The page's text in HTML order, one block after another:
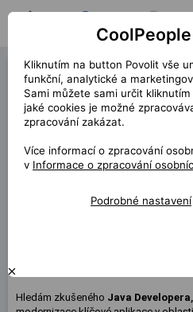
Hledat pozici Moje pozice
Java Developer
« zpět
Místo
Start (délka)
7/2026 (12m+)
60%
Hledám zkušeného Java Developera
Kliknutím na button Povolit vše
funkční, analytické a
Sami můžete sami určit
jaké cookies je možné
zpracování zakázat.
Více informací o zpracování
v Informace o zpracování
Podrobné nastavení